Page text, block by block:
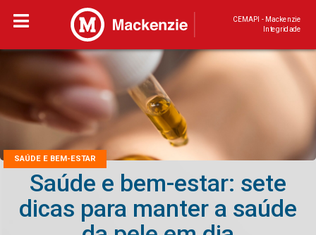
CEMAPI - Mackenzie
Integridade
SAÚDE E BEM-ESTAR
Saúde e bem-estar: sete
dicas para manter a saúde